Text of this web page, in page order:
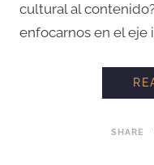
cultural al
enfocarnos en el eje
SHARE